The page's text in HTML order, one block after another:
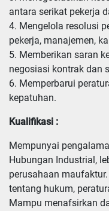
antara serikat pekerja
4. Mengelola resolusi
pekerja, manajemen,
5. Memberikan saran
negosiasi kontrak dan
6. Memperbarui
kepatuhan.
Kualifikasi :
Mempunyai
Hubungan Industrial,
perusahaan
tentang hukum,
Mampu menafsirkan